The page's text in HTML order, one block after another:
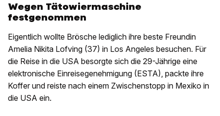
Wegen Tätowiermaschine
festgenommen
Eigentlich wollte Brösche lediglich ihre beste Freundin
Amelia Nikita Lofving (37) in Los Angeles besuchen. Für
die Reise in die USA besorgte sich die 29-Jährige eine
elektronische Einreisegenehmigung (ESTA), packte ihre
Koffer und reiste nach einem Zwischenstopp in Mexiko in
die USA ein.